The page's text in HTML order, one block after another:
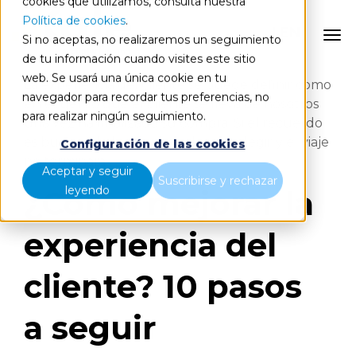
Política de cookies.
Si no aceptas, no realizaremos un seguimiento
de tu información cuando visites este sitio
web. Se usará una única cookie en tu
navegador para recordar tus preferencias, no
para realizar ningún seguimiento.
Configuración de las cookies
Aceptar y seguir
leyendo
Suscribirse y rechazar
La experiencia del cliente se puede definir como
el recuerdo que el clientese lleva de nosotros
una vez ha finalizado su compra. Si el recuerdo
es bueno, el cliente nos volverá a elegir y el viaje
no terminará.
¿Cómo mejorar la
experiencia del
cliente? 10 pasos
a seguir